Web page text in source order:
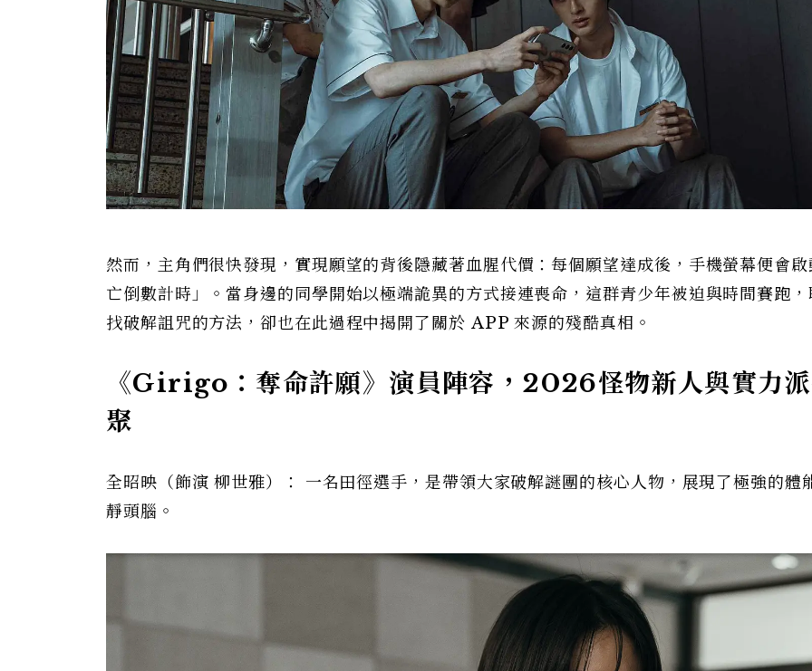
然而，主角們很快發現，實現願望的背後隱藏著血腥代價：每個願望達成後，手機螢幕便會
亡倒數計時」。當身邊的同學開始以極端詭異的方式接連喪命，這群青少年被迫與時間賽跑
找破解詛咒的方法，卻也在此過程中揭開了關於 APP 來源的殘酷真相。
《Girigo：奪命許願》演員陣容，2026怪物新人與實力
聚
全昭映（飾演 柳世雅）： 一名田徑選手，是帶領大家破解謎團的核心人物，展現了極強的體
靜頭腦。